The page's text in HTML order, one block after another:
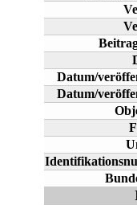
Datum/
Datum/